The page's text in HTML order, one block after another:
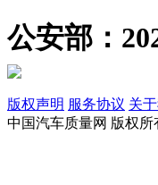
公安部：
版权声明 服务协议 关
中国汽车质量网 版权所